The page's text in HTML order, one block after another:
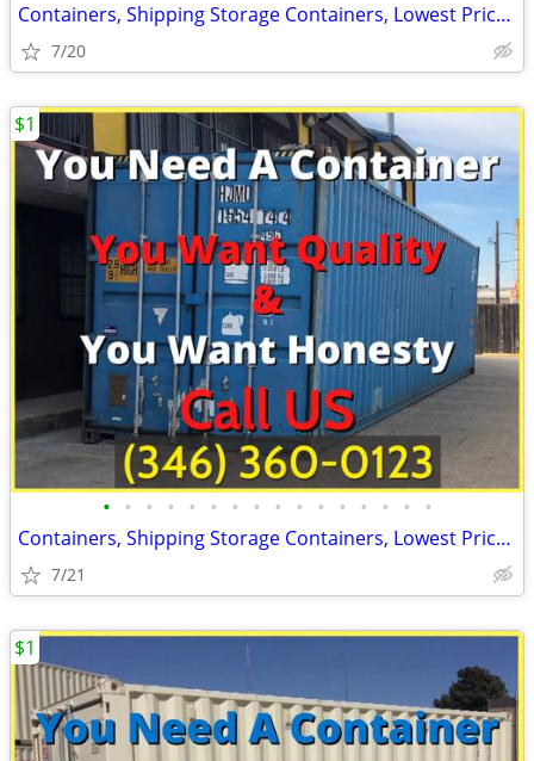
Containers, Shipping Storage Containers, Lowest Price Now!
7/20
• • • • • • • • • • • • • • • •
Containers, Shipping Storage Containers, Lowest Price Now!
7/21
$1
$1